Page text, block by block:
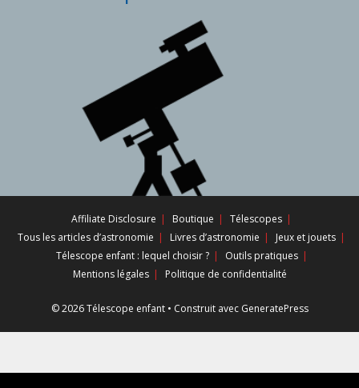
Affiliate Disclosure Boutique
Télescopes
Tous les articles d’astronomie
Livres d’astronomie
Jeux et jouets
Télescope enfant : lequel choisir ?
Outils pratiques
Mentions légales
Politique de confidentialité
© 2026 Télescope enfant• Construit avec GeneratePress